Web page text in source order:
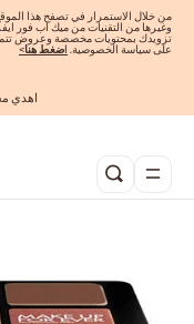
من خلال الاستمرار في تصفح هذا
وغيرها من التقنيات من ميك اب فور
تزويدك بمحتويات مخصصة وعروض
على سياسة الخصوصية. ضغط هنا>
اهدي
الفرصة الأخيرة: خصم